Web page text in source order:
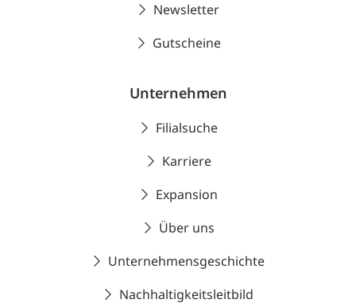
Newsletter
Gutscheine
Unternehmen
Filialsuche
Karriere
Expansion
Über uns
Unternehmensgeschichte
Nachhaltigkeitsleitbild